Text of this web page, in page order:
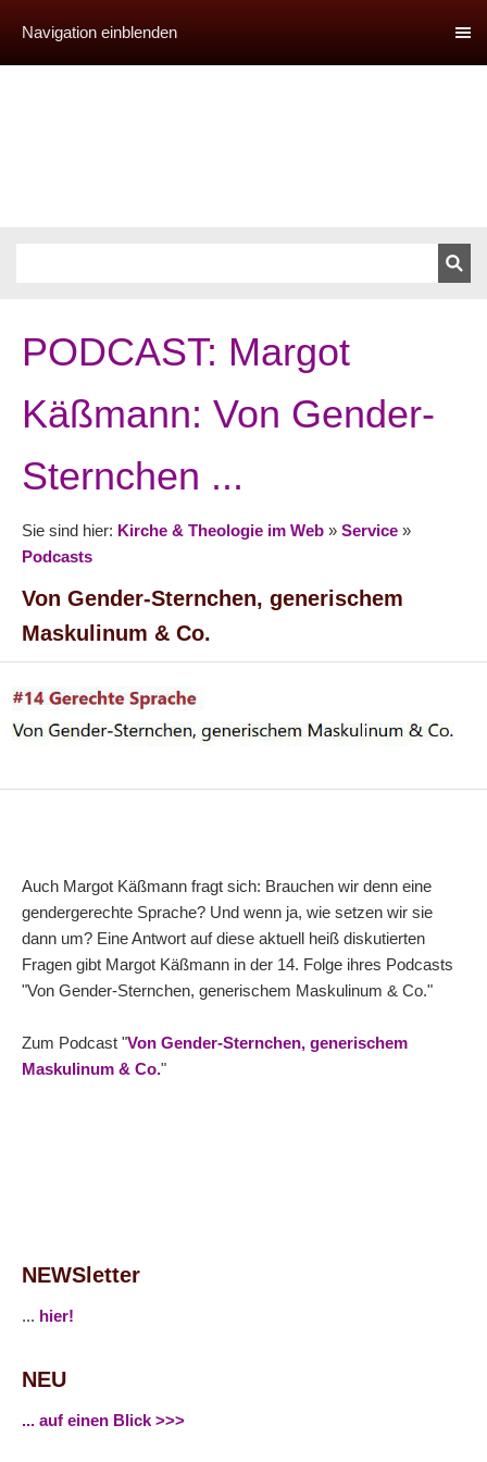
Navigation einblenden
PODCAST: Margot
Käßmann: Von Gender-
Sternchen ...
Sie sind hier: Kirche & Theologie im Web » Service »
Podcasts
Von Gender-Sternchen, generischem
Maskulinum & Co.
Auch Margot Käßmann fragt sich: Brauchen wir denn eine
gendergerechte Sprache? Und wenn ja, wie setzen wir sie
dann um? Eine Antwort auf diese aktuell heiß diskutierten
Fragen gibt Margot Käßmann in der 14. Folge ihres Podcasts
"Von Gender-Sternchen, generischem Maskulinum & Co."
Zum Podcast "Von Gender-Sternchen, generischem
Maskulinum & Co."
NEWSletter
... hier!
NEU
... auf einen Blick >>>